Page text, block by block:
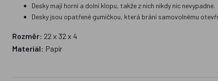
Desky mají horní a dolní klopu, takže z nich nikdy nic nevypadne.
Desky jsou opatřené gumičkou, která brání samovolnému
Rozměr: 22 x 32 x 4
Materiál: Papír